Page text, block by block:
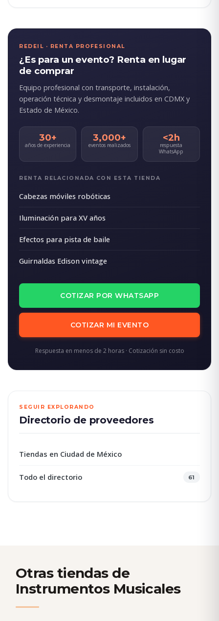
REDEIL · RENTA PROFESIONAL
¿Es para un evento? Renta en lugar
de comprar
Equipo profesional con transporte, instalación,
operación técnica y desmontaje incluidos en CDMX y
Estado de México.
30+
años de experiencia
3,000+
eventos realizados
<2h
respuesta
WhatsApp
RENTA RELACIONADA CON ESTA TIENDA
Cabezas móviles robóticas
Iluminación para XV años
Efectos para pista de baile
Guirnaldas Edison vintage
COTIZAR POR WHATSAPP
COTIZAR MI EVENTO
Respuesta en menos de 2 horas · Cotización sin costo
SEGUIR EXPLORANDO
Directorio de proveedores
Tiendas en Ciudad de México
Todo el directorio 61
Otras tiendas de
Instrumentos Musicales